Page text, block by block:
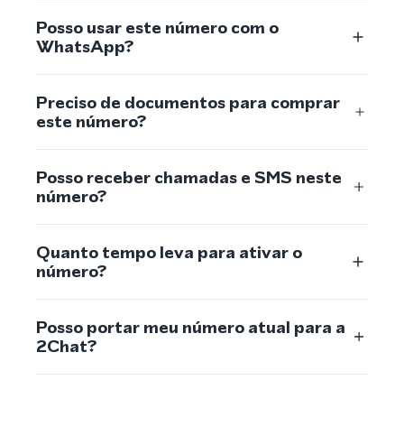
Posso usar este número com o
WhatsApp?
Preciso de documentos para comprar
este número?
Posso receber chamadas e SMS neste
número?
Quanto tempo leva para ativar o
número?
Posso portar meu número atual para a
2Chat?